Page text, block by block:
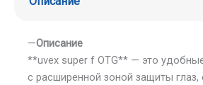
—Описание
**uvex super f OTG** — это
с расширенной зоной защиты глаз,